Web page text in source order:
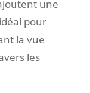
une
pour
la vue
les